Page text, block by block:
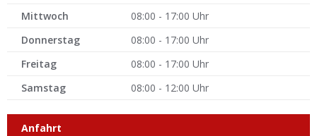
Mittwoch
08:00 - 17:00 Uhr
Donnerstag
08:00 - 17:00 Uhr
Freitag
08:00 - 17:00 Uhr
Samstag
08:00 - 12:00 Uhr
Anfahrt